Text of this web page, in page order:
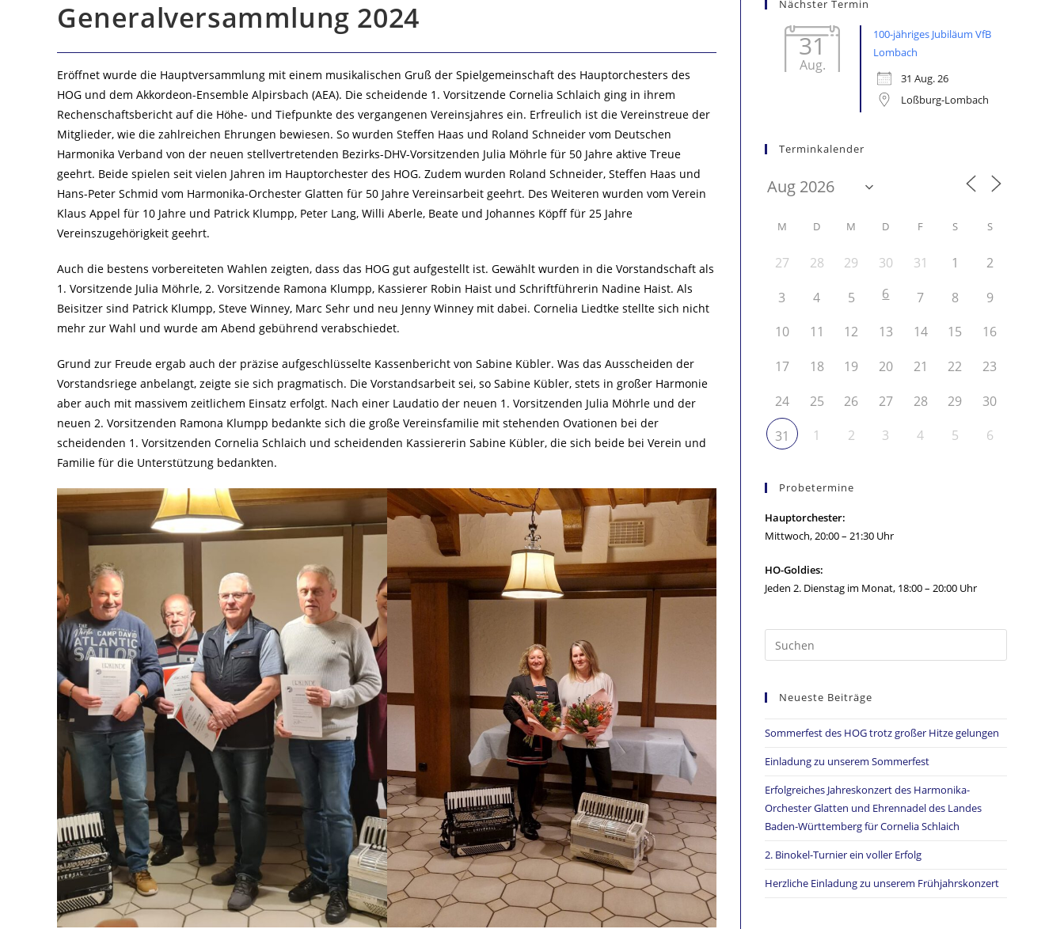
Generalversammlung 2024
Eröffnet wurde die Hauptversammlung mit einem musikalischen Gruß der Spielgemeinschaft des Hauptorchesters des
HOG und dem Akkordeon-Ensemble Alpirsbach (AEA). Die scheidende 1. Vorsitzende Cornelia Schlaich ging in ihrem
Rechenschaftsbericht auf die Höhe- und Tiefpunkte des vergangenen Vereinsjahres ein. Erfreulich ist die Vereinstreue der
Mitglieder, wie die zahlreichen Ehrungen bewiesen. So wurden Steffen Haas und Roland Schneider vom Deutschen
Harmonika Verband von der neuen stellvertretenden Bezirks-DHV-Vorsitzenden Julia Möhrle für 50 Jahre aktive Treue
geehrt. Beide spielen seit vielen Jahren im Hauptorchester des HOG. Zudem wurden Roland Schneider, Steffen Haas und
Hans-Peter Schmid vom Harmonika-Orchester Glatten für 50 Jahre Vereinsarbeit geehrt. Des Weiteren wurden vom Verein
Klaus Appel für 10 Jahre und Patrick Klumpp, Peter Lang, Willi Aberle, Beate und Johannes Köpff für 25 Jahre
Vereinszugehörigkeit geehrt.
Auch die bestens vorbereiteten Wahlen zeigten, dass das HOG gut aufgestellt ist. Gewählt wurden in die Vorstandschaft als
1. Vorsitzende Julia Möhrle, 2. Vorsitzende Ramona Klumpp, Kassierer Robin Haist und Schriftführerin Nadine Haist. Als
Beisitzer sind Patrick Klumpp, Steve Winney, Marc Sehr und neu Jenny Winney mit dabei. Cornelia Liedtke stellte sich nicht
mehr zur Wahl und wurde am Abend gebührend verabschiedet.
Grund zur Freude ergab auch der präzise aufgeschlüsselte Kassenbericht von Sabine Kübler. Was das Ausscheiden der
Vorstandsriege anbelangt, zeigte sie sich pragmatisch. Die Vorstandsarbeit sei, so Sabine Kübler, stets in großer Harmonie
aber auch mit massivem zeitlichem Einsatz erfolgt. Nach einer Laudatio der neuen 1. Vorsitzenden Julia Möhrle und der
neuen 2. Vorsitzenden Ramona Klumpp bedankte sich die große Vereinsfamilie mit stehenden Ovationen bei der
scheidenden 1. Vorsitzenden Cornelia Schlaich und scheidenden Kassiererin Sabine Kübler, die sich beide bei Verein und
Familie für die Unterstützung bedankten.
Nächster Termin
31
Aug.
100-jähriges Jubiläum VfB
Lombach
31 Aug. 26
Loßburg-Lombach
Terminkalender
M D M D F S S
27 28 29 30 31 1
2
3
4 5 6 7 8
9
10
11 12 13 14 15
16
17
18 19 20 21 22
23
24
25 26 27 28 29 30
31 1 2 3 4 5 6
Probetermine
Hauptorchester:
Mittwoch, 20:00 – 21:30 Uhr
HO-Goldies:
Jeden 2. Dienstag im Monat, 18:00 – 20:00 Uhr
Neueste Beiträge
Sommerfest des HOG trotz großer Hitze gelungen
Einladung zu unserem Sommerfest
Erfolgreiches Jahreskonzert des Harmonika-
Orchester Glatten und Ehrennadel des Landes
Baden-Württemberg für Cornelia Schlaich
2. Binokel-Turnier ein voller Erfolg
Herzliche Einladung zu unserem Frühjahrskonzert